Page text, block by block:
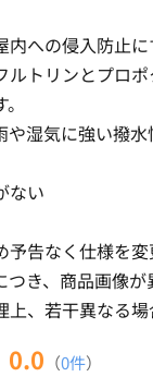
への侵入防止に
トリンとプロ
湿気に強い撥
ない
告なく仕様を
つき、商品画像
、若干異なる場
0.0 （0件）